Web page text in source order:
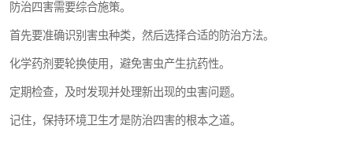
防治四害需要综合施策。
首先要准确识别害虫种类，然后选择合适的防治方法。
化学药剂要轮换使用，避免害虫产生抗药性。
定期检查，及时发现并处理新出现的虫害问题。
记住，保持环境卫生才是防治四害的根本之道。